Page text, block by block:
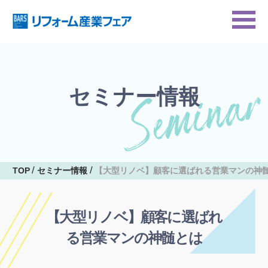
セミナー情報
TOP セミナー情報 【大型リノベ】顧客に選ばれる営業マンの神
【大型リノベ】顧客に選ばれ
る営業マンの神髄とは